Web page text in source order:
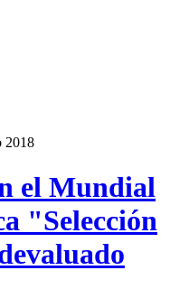
2018
el Mundial
"Selección